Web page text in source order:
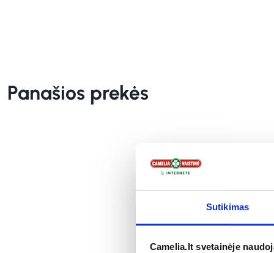
Sutikimas
Camelia.lt svetainėje
Panašios prekės